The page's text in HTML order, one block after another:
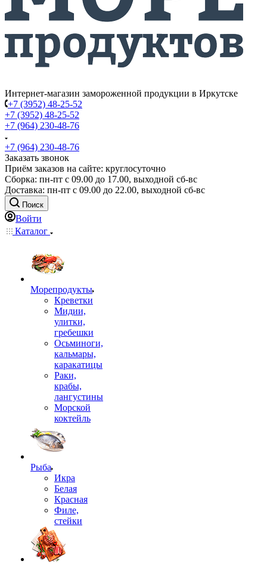
Интернет-магазин замороженной продукции в Иркутске
+7 (3952) 48-25-52
+7 (3952) 48-25-52
+7 (964) 230-48-76
+7 (964) 230-48-76
Заказать звонок
Приём заказов на сайте: круглосуточно
Сборка: пн-пт с 09.00 до 17.00, выходной сб-вс
Доставка: пн-пт с 09.00 до 22.00, выходной сб-вс
Поиск
Войти
Каталог
Морепродукты
Креветки
Мидии,
улитки,
гребешки
Осьминоги,
кальмары,
каракатицы
Раки,
крабы,
лангустины
Морской
коктейль
Рыба
Икра
Белая
Красная
Филе,
стейки